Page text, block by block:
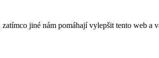
jiné nám pomáhají vylepšit tento web a